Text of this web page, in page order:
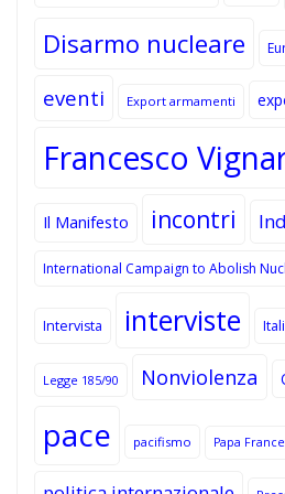
Disarmo nucleare
eventi Export armamenti
Francesco
Il Manifesto incontri
International Campaign to Abolish
Intervista interviste
Legge 185/90 Nonviolenza
pace pacifismo Papa